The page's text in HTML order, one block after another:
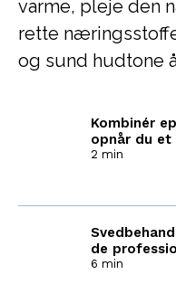
varme, pleje den
rette
og sund hudtone
Kombinér
opnår du
2 min
de
6 min